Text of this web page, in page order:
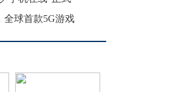
全球首款5G游戏